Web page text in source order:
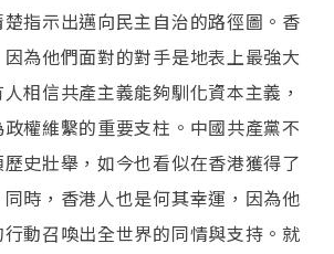
楚指示出邁向民主自治的路徑圖。香
為他們面對的對手是地表上最強大
相信共產主義能夠馴化資本主義，
權維繫的重要支柱。中國共產黨不
史壯舉，如今也看似在香港獲得了
時，香港人也是何其幸運，因為他
動召喚出全世界的同情與支持。就